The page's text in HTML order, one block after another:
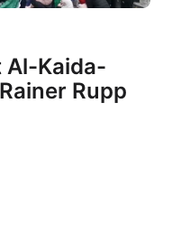
Al-Kaida-
Rupp